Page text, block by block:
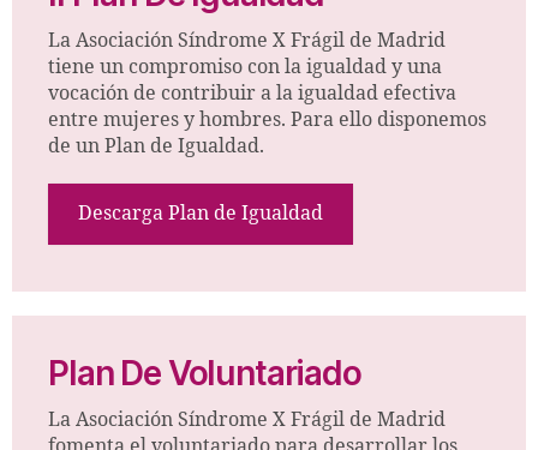
La Asociación Síndrome X Frágil de Madrid
tiene un compromiso con la igualdad y una
vocación de contribuir a la igualdad efectiva
entre mujeres y hombres. Para ello disponemos
de un Plan de Igualdad.
Descarga Plan de Igualdad
Plan De Voluntariado
La Asociación Síndrome X Frágil de Madrid